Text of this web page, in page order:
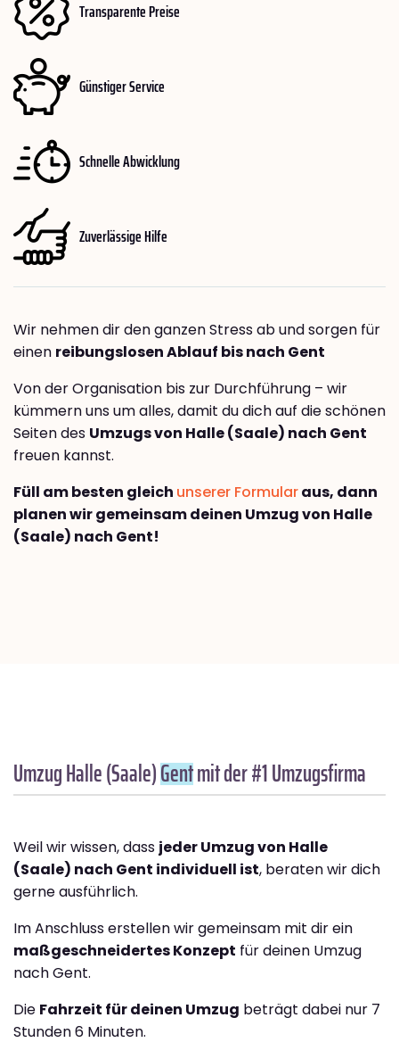
Transparente Preise
Günstiger Service
Schnelle Abwicklung
Zuverlässige Hilfe
Wir nehmen dir den ganzen Stress ab und sorgen für
einen reibungslosen Ablauf bis nach Gent
Von der Organisation bis zur Durchführung – wir
kümmern uns um alles, damit du dich auf die schönen
Seiten des Umzugs von Halle (Saale) nach Gent
freuen kannst.
Füll am besten gleich unserer Formularaus, dann
planen wir gemeinsam deinen Umzug von Halle
(Saale) nach Gent!
Umzug Halle (Saale)Gentmit der #1 Umzugsfirma
Weil wir wissen, dass jeder Umzug von Halle
(Saale) nach Gent individuell ist, beraten wir dich
gerne ausführlich.
Im Anschluss erstellen wir gemeinsam mit dir ein
maßgeschneidertes Konzept für deinen Umzug
nach Gent.
Die Fahrzeit für deinen Umzug beträgt dabei nur 7
Stunden 6 Minuten.